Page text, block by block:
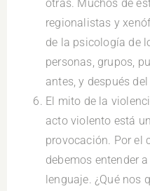
otras. Muchos de
regionalistas y
de la psicología de
personas, grupos,
antes, y después
El mito de la
acto violento está
provocación. Por el
debemos entender
lenguaje. ¿Qué nos